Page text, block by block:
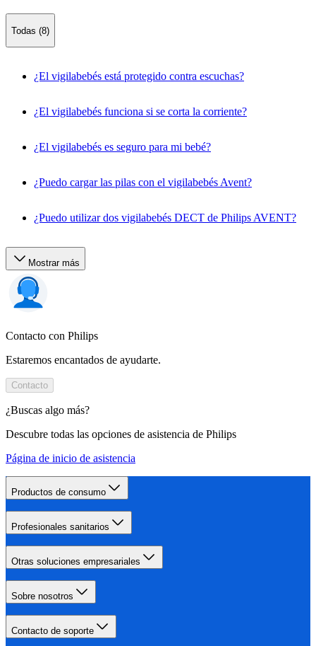
Todas (8)
¿El vigilabebés está protegido contra escuchas?
¿El vigilabebés funciona si se corta la corriente?
¿El vigilabebés es seguro para mi bebé?
¿Puedo cargar las pilas con el vigilabebés Avent?
¿Puedo utilizar dos vigilabebés DECT de Philips AVENT?
Mostrar más
Contacto con Philips
Estaremos encantados de ayudarte.
Contacto
¿Buscas algo más?
Descubre todas las opciones de asistencia de Philips
Página de inicio de asistencia
Productos de consumo
Profesionales sanitarios
Otras soluciones empresariales
Sobre nosotros
Contacto de soporte